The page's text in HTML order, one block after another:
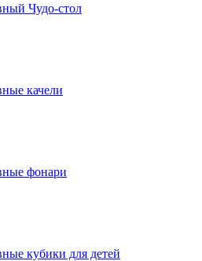
Чудо-стол
качели
фонари
кубики для детей